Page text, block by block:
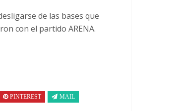
de las bases que
con el partido ARENA.
PINTEREST MAIL